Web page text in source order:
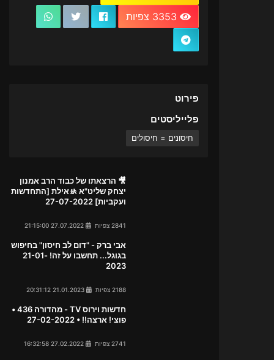
פירוט
פלייליסטים
חיסונים = חיסולים
🎥 הרצאתו של כבוד הרב אמנון
יצחק שליט"א 🚸אילת [התחדשות
ועקביות] 27-07-2022
2841 צפיות
אבי ברק - "דום לב חיסון" בחיפוש
בגוגל... תחשבו על זה! 21-01-
2023
2188 צפיות
חדשות וירוס TV - מהדורה 436 •
פוצי! ארצה!! • 27-02-2022
2741 צפיות